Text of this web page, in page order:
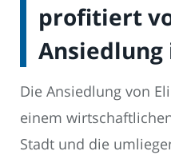
profitiert
Ansiedlung
Die Ansiedlung von
einem
Stadt und die